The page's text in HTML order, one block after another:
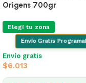
Origens 700gr
Elegí tu zona
Envío Gratis
Envío gratis
$6.013